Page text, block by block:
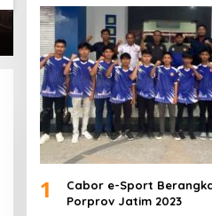
DPRD Sampang Dukung
Pemidanaan Kaum LGBT
1
Cabor e-Sport
Porprov Jatim 2023